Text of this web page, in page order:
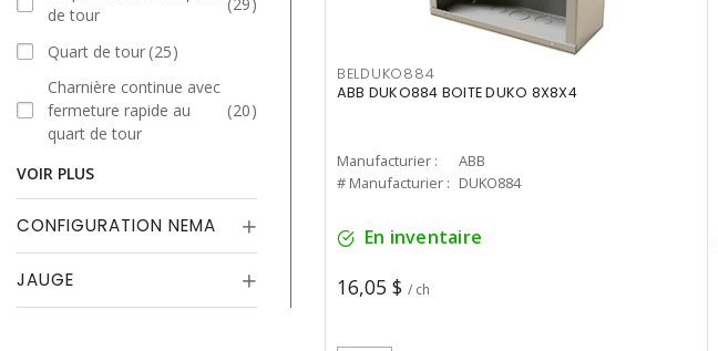
de tour
Quart de tour 25
Charnière continue avec
fermeture rapide au
quart de tour
20
VOIR PLUS
CONFIGURATION NEMA
JAUGE
BELDUKO884
ABB DUKO884 BOITE DUKO 8X8X4
Manufacturier :
ABB
# Manufacturier : DUKO884
En inventaire
16,05 $ / ch